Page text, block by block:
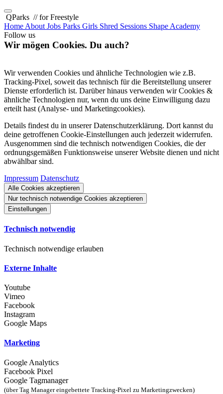
QParks // for Freestyle
Home About Jobs Parks Girls Shred Sessions Shape Academy
Follow us
Wir mögen Cookies. Du auch?
Wir verwenden Cookies und ähnliche Technologien wie z.B.
Tracking-Pixel, soweit das technisch für die Bereitstellung unserer
Dienste erforderlich ist. Darüber hinaus verwenden wir Cookies &
ähnliche Technologien nur, wenn du uns deine Einwilligung dazu
erteilt hast (Analyse- und Marketingcookies).
Details findest du in unserer Datenschutzerklärung. Dort kannst du
deine getroffenen Cookie-Einstellungen auch jederzeit widerrufen.
Ausgenommen sind die technisch notwendigen Cookies, die der
ordnungsgemäßen Funktionsweise unserer Website dienen und nicht
abwählbar sind.
Impressum Datenschutz
Alle Cookies akzeptieren
Nur technisch notwendige Cookies akzeptieren
Einstellungen
Technisch notwendig
Technisch notwendige erlauben
Externe Inhalte
Youtube
Vimeo
Facebook
Instagram
Google Maps
Marketing
Google Analytics
Facebook Pixel
Google Tagmanager
(über Tag Manager eingebettete Tracking-Pixel zu Marketingzwecken)